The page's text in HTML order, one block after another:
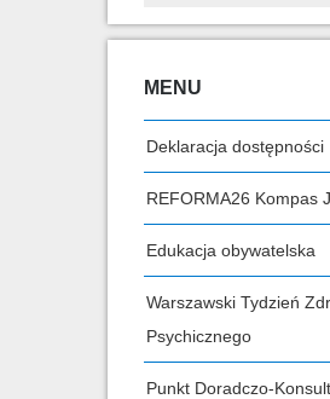
MENU
Deklaracja dostępności
REFORMA26 Kompas
Edukacja obywatelska
Warszawski Tydzień
Psychicznego
Punkt Doradczo-